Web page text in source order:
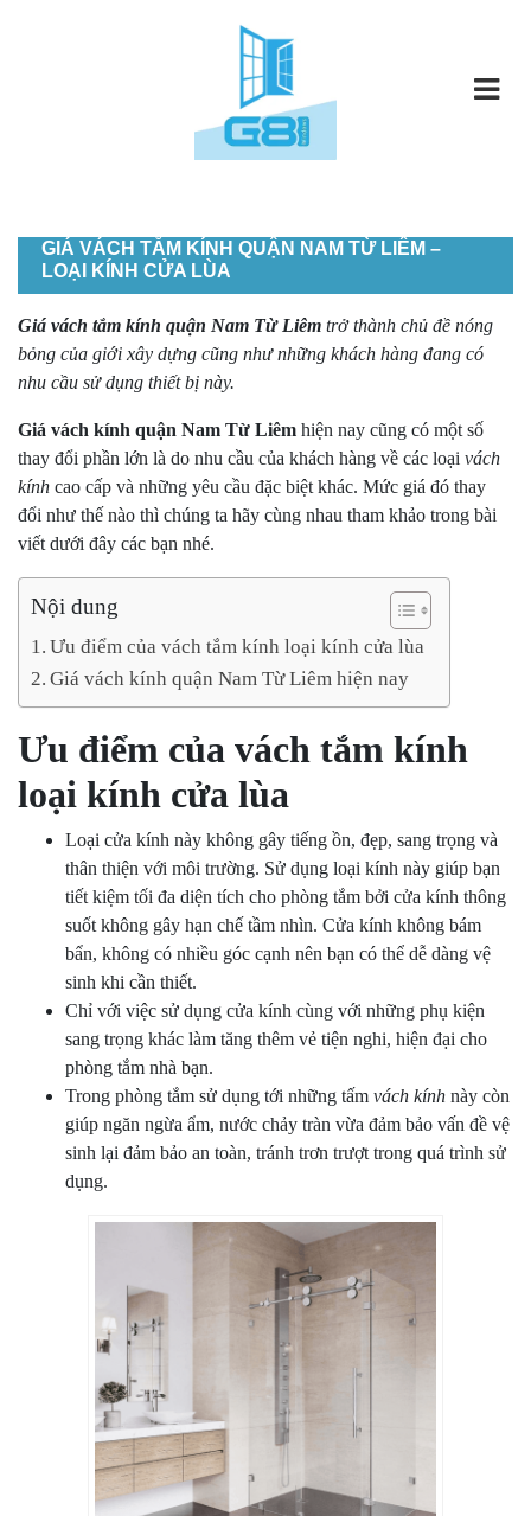
GIÁ VÁCH TẮM KÍNH QUẬN NAM TỪ LIÊM –
LOẠI KÍNH CỬA LÙA
Giá vách tắm kính quận Nam Từ Liêm trở thành chủ đề nóng
bỏng của giới xây dựng cũng như những khách hàng đang có
nhu cầu sử dụng thiết bị này.
Giá vách kính quận Nam Từ Liêm hiện nay cũng có một số
thay đổi phần lớn là do nhu cầu của khách hàng về các loại vách
kính cao cấp và những yêu cầu đặc biệt khác. Mức giá đó thay
đổi như thế nào thì chúng ta hãy cùng nhau tham khảo trong bài
viết dưới đây các bạn nhé.
Nội dung
Ưu điểm của vách tắm kính loại kính cửa lùa
Giá vách kính quận Nam Từ Liêm hiện nay
Ưu điểm của vách tắm kính
loại kính cửa lùa
Loại cửa kính này không gây tiếng ồn, đẹp, sang trọng và
thân thiện với môi trường. Sử dụng loại kính này giúp bạn
tiết kiệm tối đa diện tích cho phòng tắm bởi cửa kính thông
suốt không gây hạn chế tầm nhìn. Cửa kính không bám
bẩn, không có nhiều góc cạnh nên bạn có thể dễ dàng vệ
sinh khi cần thiết.
Chỉ với việc sử dụng cửa kính cùng với những phụ kiện
sang trọng khác làm tăng thêm vẻ tiện nghi, hiện đại cho
phòng tắm nhà bạn.
Trong phòng tắm sử dụng tới những tấm vách kính này còn
giúp ngăn ngừa ẩm, nước chảy tràn vừa đảm bảo vấn đề vệ
sinh lại đảm bảo an toàn, tránh trơn trượt trong quá trình sử
dụng.